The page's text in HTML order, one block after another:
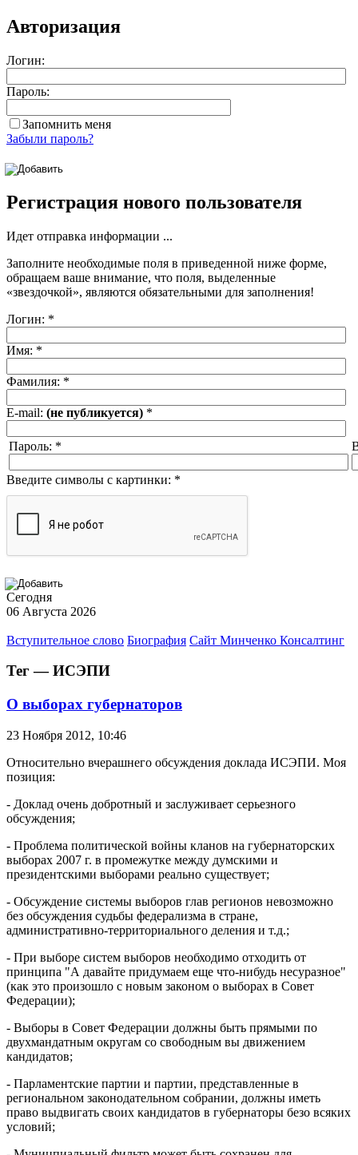
Авторизация
Логин:
Пароль:
Запомнить меня
Забыли пароль?
Регистрация нового пользователя
Идет отправка информации ...
Заполните необходимые поля в приведенной ниже форме,
обращаем ваше внимание, что поля, выделенные
«звездочкой», являются обязательными для заполнения!
Логин: *
Имя: *
Фамилия: *
E-mail: (не публикуется) *
Пароль: *
Введите символы с картинки: *
Сегодня
06 Августа 2026
Вступительное слово Биография Сайт Минченко Консалтинг
Тег — ИСЭПИ
О выборах губернаторов
23 Ноября 2012, 10:46
Относительно вчерашнего обсуждения доклада ИСЭПИ. Моя
позиция:
- Доклад очень добротный и заслуживает серьезного
обсуждения;
- Проблема политической войны кланов на губернаторских
выборах 2007 г. в промежутке между думскими и
президентскими выборами реально существует;
- Обсуждение системы выборов глав регионов невозможно
без обсуждения судьбы федерализма в стране,
административно-территориального деления и т.д.;
- При выборе систем выборов необходимо отходить от
принципа "А давайте придумаем еще что-нибудь несуразное"
(как это произошло с новым законом о выборах в Совет
Федерации);
- Выборы в Совет Федерации должны быть прямыми по
двухмандатным округам со свободным вы движением
кандидатов;
- Парламентские партии и партии, представленные в
региональном законодательном собрании, должны иметь
право выдвигать своих кандидатов в губернаторы безо всяких
условий;